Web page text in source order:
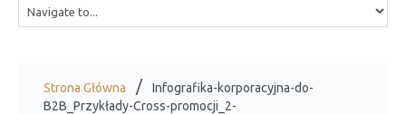
Strona Główna
Infografika-korporacyjna-do-
B2B_Przykłady-Cross-promocji_2-